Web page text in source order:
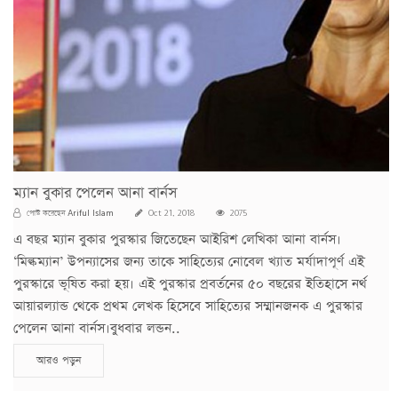
ম্যান বুকার পেলেন আনা বার্নস
পোস্ট করেছেনAriful Islam Oct 21, 2018 2075
এ বছর ম্যান বুকার পুরস্কার জিতেছেন আইরিশ লেখিকা আনা বার্নস।
‘মিল্কম্যান’ উপন্যাসের জন্য তাকে সাহিত্যের নোবেল খ্যাত মর্যাদাপূর্ণ এই
পুরস্কারে ভূষিত করা হয়। এই পুরস্কার প্রবর্তনের ৫০ বছরের ইতিহাসে নর্থ
আয়ারল্যান্ড থেকে প্রথম লেখক হিসেবে সাহিত্যের সম্মানজনক এ পুরস্কার
পেলেন আনা বার্নস।বুধবার লন্ডন..
আরও পড়ুন